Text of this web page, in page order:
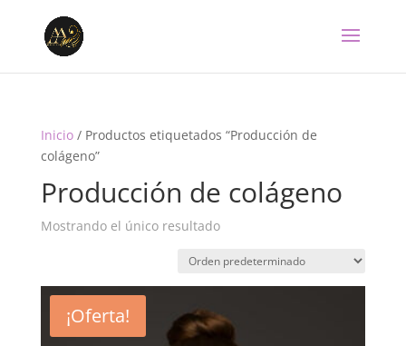
Inicio/ Productos etiquetados “Producción de
colágeno”
Producción de colágeno
Mostrando el único resultado
¡Oferta!